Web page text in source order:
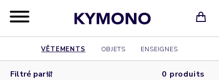
VÊTEMENTS OBJETS ENSEIGNES
Filtré par 0 produits